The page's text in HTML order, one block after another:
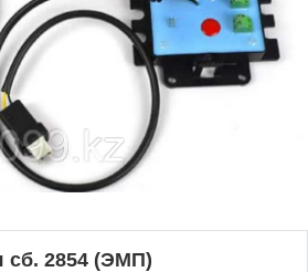
сб. 2854 (ЭМП)